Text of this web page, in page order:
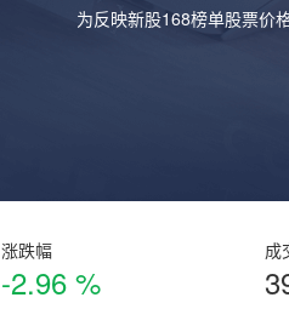
为反映新股168榜单股票价
涨跌幅
-2.96 %
成